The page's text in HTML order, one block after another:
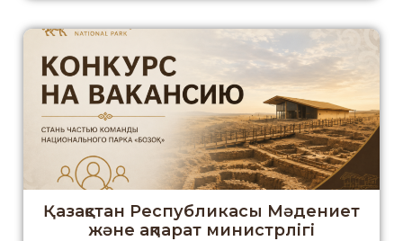
Қазақстан Республикасы Мәдениет
және ақпарат министрлігі